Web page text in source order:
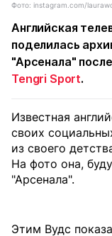
Фото: instagram.com/
Английская
поделилась
"Арсенала"
Tengri Sport.
Известная
своих
из своего
На фото она,
"Арсенала".
Этим Вудс